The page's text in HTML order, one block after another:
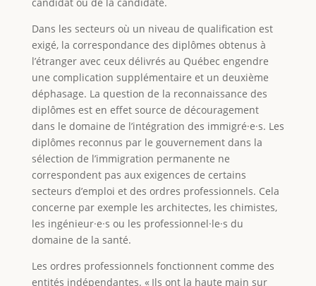
Dans les secteurs où un niveau de qualification est
exigé, la correspondance des diplômes obtenus à
l’étranger avec ceux délivrés au Québec engendre
une complication supplémentaire et un deuxième
déphasage. La question de la reconnaissance des
diplômes est en effet source de découragement
dans le domaine de l’intégration des immigré·e·s. Les
diplômes reconnus par le gouvernement dans la
sélection de l’immigration permanente ne
correspondent pas aux exigences de certains
secteurs d’emploi et des ordres professionnels. Cela
concerne par exemple les architectes, les chimistes,
les ingénieur·e·s ou les professionnel·le·s du
domaine de la santé.
Les ordres professionnels fonctionnent comme des
entités indépendantes. « Ils ont la haute main sur